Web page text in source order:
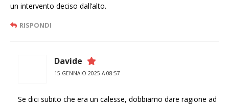
un intervento deciso dall’alto.
RISPONDI
Davide
15 GENNAIO 2025 A 08:57
Se dici subito che era un calesse, dobbiamo dare ragione ad